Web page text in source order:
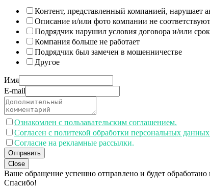
Контент, представленный компанией, нарушает
Описание и/или фото компании не
Подрядчик нарушил условия договора и/или
Компания больше не работает
Подрядчик был замечен в мошенничестве
Другое
Имя
E-mail
Ознакомлен с пользавательским соглашением.
Согласен с политекой обработки персональных
Согласие на рекламные рассылки.
Отправить
Close
Ваше обращение успешно отправлено и будет
Спасибо!